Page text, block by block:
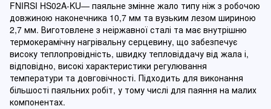
FNIRSI HS02A-KU— паяльне змінне жало типу ніж з робочою
довжиною наконечника 10,7 мм та вузьким лезом шириною
2,7 мм. Виготовлене з неіржавної сталі та має внутрішню
термокерамічну нагрівальну серцевину, що забезпечує
високу теплопровідність, швидку тепловіддачу від жала і,
відповідно, високі характеристики регулювання
температури та довговічності. Підходить для виконання
більшості паяльних робіт, у тому числі для паяння на малих
компонентах.